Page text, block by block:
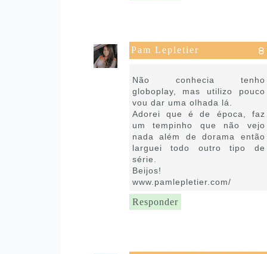
Pam Lepletier
Não conhecia tenho
globoplay, mas utilizo pouco
vou dar uma olhada lá.
Adorei que é de época, faz
um tempinho que não vejo
nada além de dorama então
larguei todo outro tipo de
série.
Beijos!
www.pamlepletier.com/
Responder